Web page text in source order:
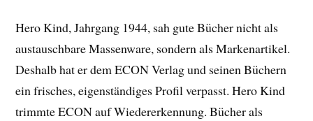
Hero Kind, Jahrgang 1944, sah gute Bücher nicht als
austauschbare Massenware, sondern als Markenartikel.
Deshalb hat er dem ECON Verlag und seinen Büchern
ein frisches, eigenständiges Profil verpasst. Hero Kind
trimmte ECON auf Wiedererkennung. Bücher als